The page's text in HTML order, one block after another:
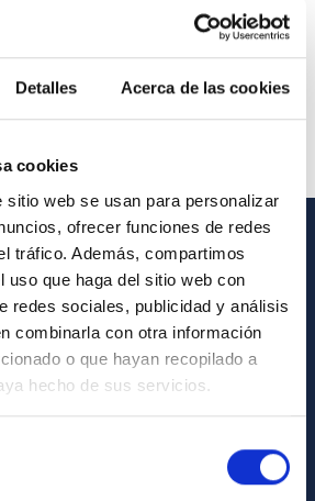
Detalles Acerca de las cookies
cookies
sitio web se usan para personalizar
ofrecer funciones de redes
tráfico. Además, compartimos
uso que haga del sitio web con
redes sociales, publicidad y análisis
combinarla con otra información
o que hayan recopilado a
hecho de sus servicios.